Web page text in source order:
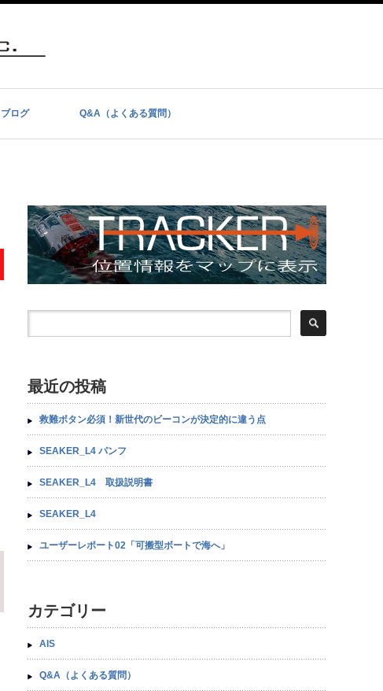
ブログ Q&A（よくある質問）
最近の投稿
救難ボタン必須！新世代のビーコンが決定的に違う点
SEAKER_L4 パンフ
SEAKER_L4 取扱説明書
SEAKER_L4
ユーザーレポート02「可搬型ボートで海へ」
カテゴリー
AIS
Q&A（よくある質問）